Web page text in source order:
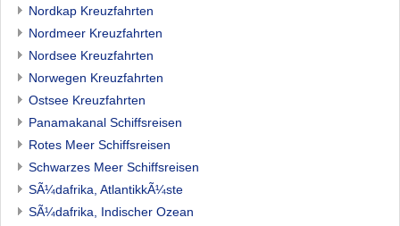
Nordkap Kreuzfahrten
Nordmeer Kreuzfahrten
Nordsee Kreuzfahrten
Norwegen Kreuzfahrten
Ostsee Kreuzfahrten
Panamakanal Schiffsreisen
Rotes Meer Schiffsreisen
Schwarzes Meer Schiffsreisen
SÃ¼dafrika, AtlantikkÃ¼ste
SÃ¼dafrika, Indischer Ozean